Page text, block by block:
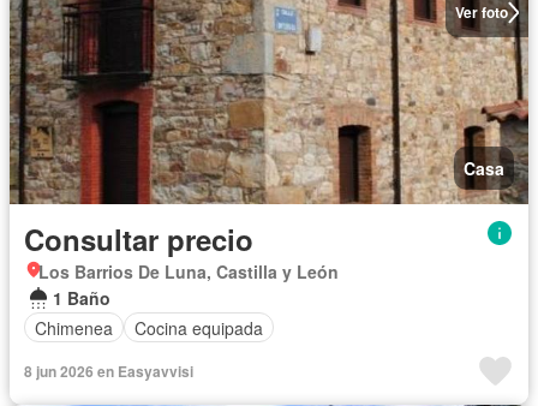
Ver foto
Casa
Consultar precio
Los Barrios De Luna, Castilla y León
1 Baño
Chimenea
Cocina equipada
8 jun 2026 en Easyavvisi